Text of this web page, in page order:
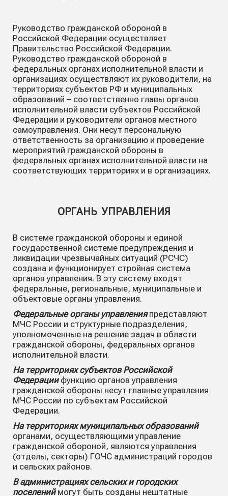
Руководство гражданской обороной в
Российской Федерации осуществляет
Правительство Российской Федерации.
Руководство гражданской обороной в
федеральных органах исполнительной власти и
организациях осуществляют их руководители, на
территориях субъектов РФ и муниципальных
образований – соответственно главы органов
исполнительной власти субъектов Российской
Федерации и руководители органов местного
самоуправления. Они несут персональную
ответственность за организацию и проведение
мероприятий гражданской обороны в
федеральных органах исполнительной власти на
соответствующих территориях и в организациях.
ОРГАНЫ УПРАВЛЕНИЯ
В системе гражданской обороны и единой
государственной системе предупреждения и
ликвидации чрезвычайных ситуаций (РСЧС)
создана и функционирует стройная система
органов управления. В эту систему входят
федеральные, региональные, муниципальные и
объектовые органы управления.
Федеральные органы управленияпредставляют
МЧС России и структурные подразделения,
уполномоченные на решение задач в области
гражданской обороны, федеральных органов
исполнительной власти.
На территориях субъектов Российской
Федерациифункцию органов управления
гражданской обороны несут главные управления
МЧС России по субъектам Российской
Федерации.
На территориях муниципальных образований
органами, осуществляющими управление
гражданской обороной, являются управления
(отделы, секторы) ГОЧС администраций городов
и сельских районов.
В администрациях сельских и городских
поселениймогут быть созданы нештатные